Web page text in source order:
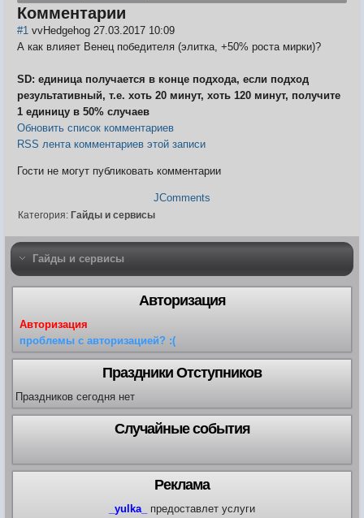
Комментарии
#1 vvHedgehog 27.03.2017 10:09
А как влияет Венец победителя (элитка, +50% роста мирки)?
SD: единица получается в конце подхода, если подход
результативный, т.е. хоть 20 минут, хоть 120 минут, получите
1 единицу в 50% случаев
Обновить список комментариев
RSS лента комментариев этой записи
Гости не могут публиковать комментарии
JComments
Категория: Гайды и сервисы
Гайды и сервисы
Авторизация
Авторизация
проблемы с авторизацией? :(
Праздники Отступников
Праздников сегодня нет
Случайные события
Реклама
_yulka_
предоставлет услуги